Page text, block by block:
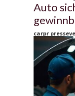
Auto
carpr